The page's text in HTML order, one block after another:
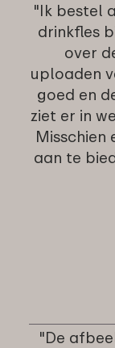
"Ik bestel
drinkfles
over
uploaden
goed en
ziet er in
Misschien
aan te
"De